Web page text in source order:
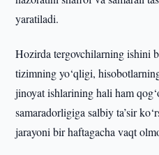
yaratiladi.
Hozirda tergovchilarning ishini
tizimning yo‘qligi,
jinoyat ishlarining hali ham
samaradorligiga salbiy ta’sir
jarayoni bir haftagacha vaqt